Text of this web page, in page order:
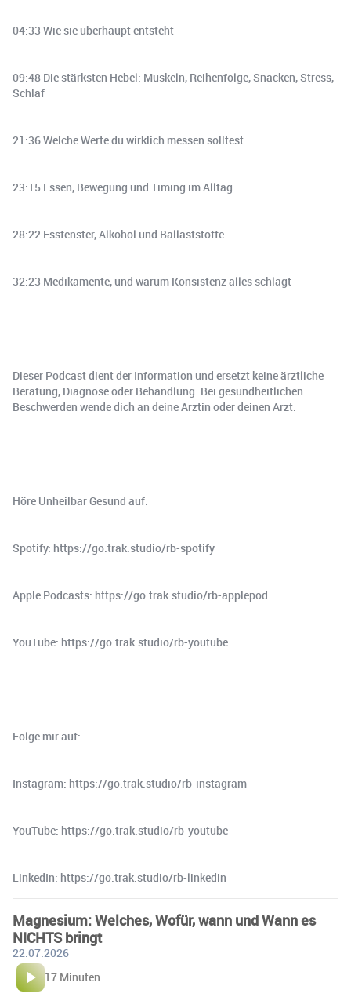
04:33 Wie sie überhaupt entsteht
09:48 Die stärksten Hebel: Muskeln, Reihenfolge, Snacken, Stress,
Schlaf
21:36 Welche Werte du wirklich messen solltest
23:15 Essen, Bewegung und Timing im Alltag
28:22 Essfenster, Alkohol und Ballaststoffe
32:23 Medikamente, und warum Konsistenz alles schlägt
Dieser Podcast dient der Information und ersetzt keine ärztliche
Beratung, Diagnose oder Behandlung. Bei gesundheitlichen
Beschwerden wende dich an deine Ärztin oder deinen Arzt.
Höre Unheilbar Gesund auf:
Spotify: https://go.trak.studio/rb-spotify
Apple Podcasts: https://go.trak.studio/rb-applepod
YouTube: https://go.trak.studio/rb-youtube
Folge mir auf:
Instagram: https://go.trak.studio/rb-instagram
YouTube: https://go.trak.studio/rb-youtube
LinkedIn: https://go.trak.studio/rb-linkedin
Magnesium: Welches, Wofür, wann und Wann es
NICHTS bringt
22.07.2026
17 Minuten